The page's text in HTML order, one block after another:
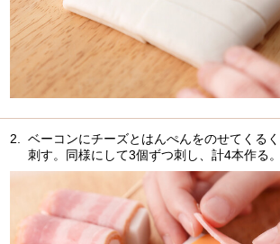
2. ベーコンにチーズとはんぺんをのせてくる
刺す。同様にして3個ずつ刺し、計4本作る。